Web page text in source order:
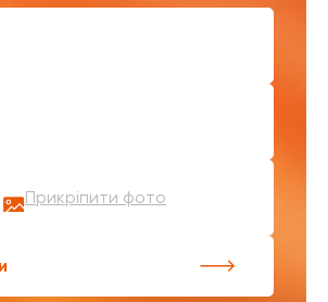
Прикріпити фото